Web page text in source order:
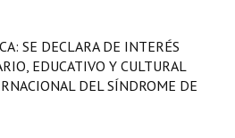
SE DECLARA DE INTERÉS
EDUCATIVO Y CULTURAL
DEL SÍNDROME DE